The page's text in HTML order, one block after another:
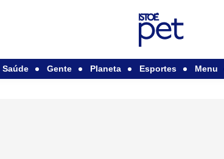
Saúde Gente Planeta Esportes Menu